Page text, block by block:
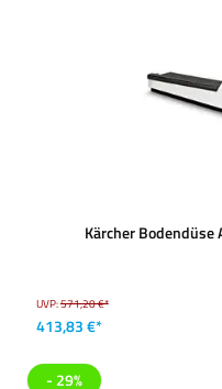
Kärcher
UVP:571,20 €*
413,83 €*
- 29%